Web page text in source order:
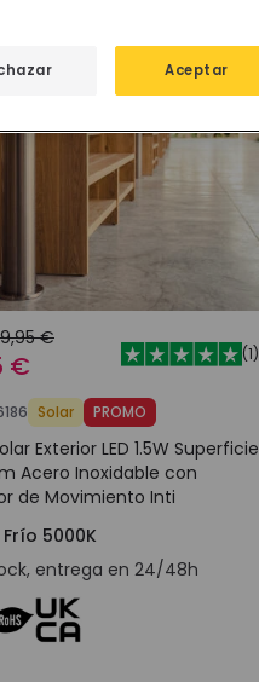
€
€ (1)
Solar PROMO
Exterior LED 1.5W Superficie
Acero Inoxidable con
de Movimiento Inti
5000K
entrega en 24/48h
Aceptar